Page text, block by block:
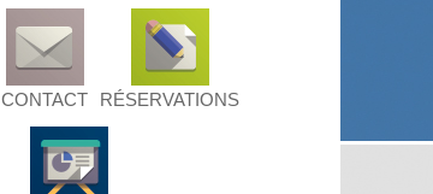
CONTACT RÉSERVATIONS